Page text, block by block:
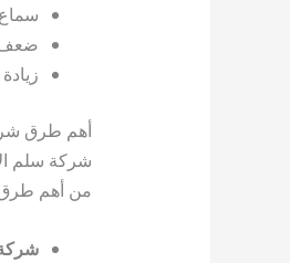
سماع
ضعف
أهم طرق
شركة سلم
من أهم